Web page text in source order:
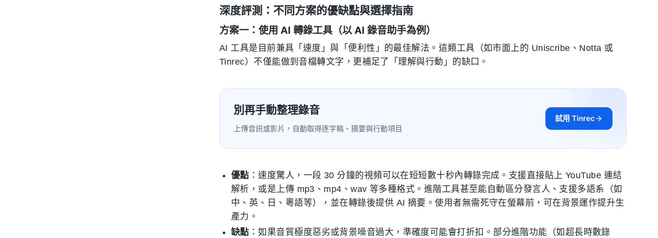
深度評測：不同方案的優缺點與選擇指南
方案一：使用 AI 轉錄工具（以 AI 錄音助手為例）
AI 工具是目前兼具「速度」與「便利性」的最佳解法。這類工具（如市面上的 Uniscribe、Notta 或
Tinrec）不僅能做到音檔轉文字，更補足了「理解與行動」的缺口。
別再手動整理錄音
上傳音訊或影片，自動取得逐字稿、摘要與行動項目
試用 Tinrec
優點 ：速度驚人，一段 30 分鐘的視頻可以在短短數十秒內轉錄完成。支援直接貼上 YouTube 連結
解析，或是上傳 mp3、mp4、wav 等多種格式。進階工具甚至能自動區分發言人、支援多語系（如
中、英、日、粵語等），並在轉錄後提供 AI 摘要。使用者無需死守在螢幕前，可在背景運作提升生
產力。
缺點 ：如果音質極度惡劣或背景噪音過大，準確度可能會打折扣。部分進階功能（如超長時數錄